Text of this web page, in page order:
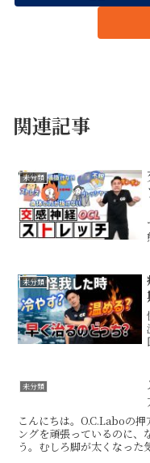
関連記事
未分類
未分類
未分類
こんにちは。O.C.Laboの
ングを頑張っているのに、
う。むしろ脚が太くなった